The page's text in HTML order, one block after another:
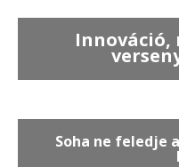
Innováció,
Soha ne feledje